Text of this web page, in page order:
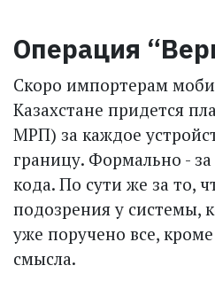
Операция
Скоро импортерам
Казахстане придется
МРП) за каждое
границу. Формально -
кода. По сути же за то,
подозрения у системы,
уже поручено все,
смысла.